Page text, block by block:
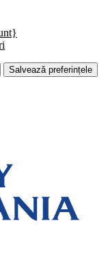
Salvează preferințele